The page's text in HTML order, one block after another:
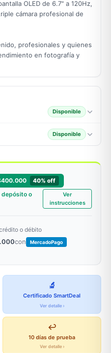
OLED de 6.7" a 120Hz,
cámara profesional de
profesionales y quienes
en fotografía y
Disponible
Disponible
40% off
depósito o
Ver
instrucciones
o débito
con MercadoPago
🔬
Certificado SmartDeal
Ver detalle ›
↩️
10 días de prueba
Ver detalle ›